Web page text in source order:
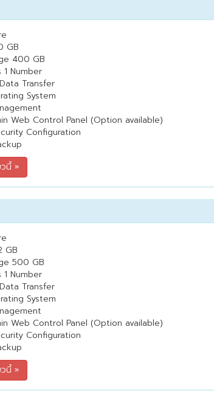
GB
400 GB
1 Number
Transfer
System
Web Control Panel (Option available)
Configuration
GB
500 GB
1 Number
Transfer
System
Web Control Panel (Option available)
Configuration